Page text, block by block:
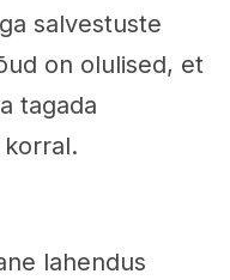
salvestuste
on olulised, et
tagada
korral.
lahendus